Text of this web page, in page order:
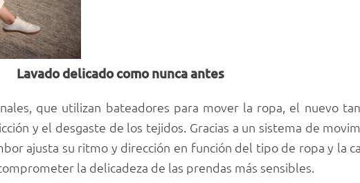
Lavado delicado como nunca antes
que utilizan bateadores para mover la ropa, el nuevo
y el desgaste de los tejidos. Gracias a un sistema de
ajusta su ritmo y dirección en función del tipo de ropa y la
la delicadeza de las prendas más sensibles.